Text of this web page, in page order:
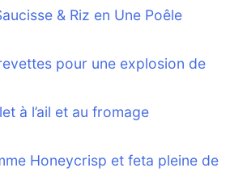
& Riz en Une Poêle
pour une explosion de
à l’ail et au fromage
Honeycrisp et feta pleine de